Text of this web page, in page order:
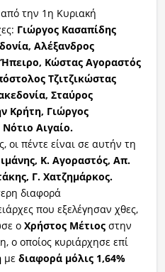
από την 1η Κυριακή
Γιώργος Κασαπίδης
Αλέξανδρος
Κώστας Αγοραστός
Τζιτζικώστας
Σταύρος
Κρήτη, Γιώργος
Αιγαίο.
οι πέντε είναι σε αυτήν τη
Κ. Αγοραστός, Απ.
Γ. Χατζημάρκος.
διαφορά
που εξελέγησαν χθες,
ο Χρήστος Μέτιοςστην
ο οποίος κυριάρχησε επί
με διαφορά μόλις 1,64%